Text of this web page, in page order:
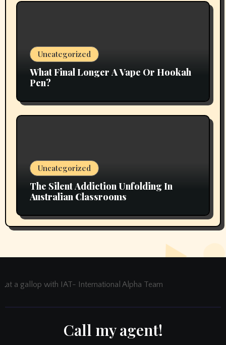
Uncategorized
What Final Longer A Vape Or Hookah
Pen?
Uncategorized
The Silent Addiction Unfolding In
Australian Classrooms
at a gallop with IAT- International Alpha Team
Call my agent!